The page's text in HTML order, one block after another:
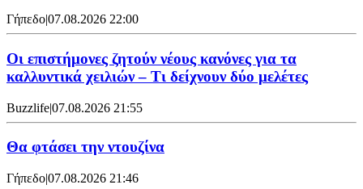
Γήπεδο|07.08.2026 22:00
Οι επιστήμονες ζητούν νέους κανόνες για τα
καλλυντικά χειλιών – Τι δείχνουν δύο μελέτες
Buzzlife|07.08.2026 21:55
Θα φτάσει την ντουζίνα
Γήπεδο|07.08.2026 21:46